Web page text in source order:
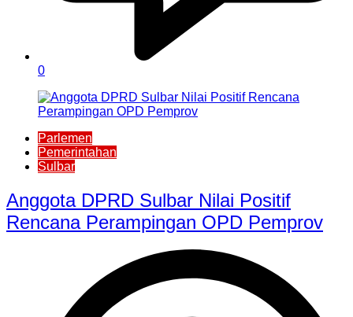
0
Parlemen
Pemerintahan
Sulbar
Anggota DPRD Sulbar Nilai Positif
Rencana Perampingan OPD Pemprov